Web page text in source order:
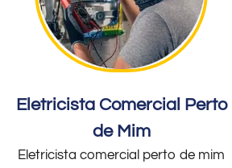
Eletricista Comercial Perto
de Mim
Eletricista comercial perto de mim